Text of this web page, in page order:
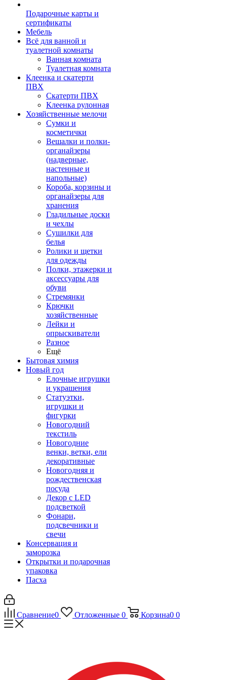
Подарочные карты и
сертификаты
Мебель
Всё для ванной и
туалетной комнаты
Ванная комната
Туалетная комната
Клеенка и скатерти
ПВХ
Скатерти ПВХ
Клеенка рулонная
Хозяйственные мелочи
Сумки и
косметички
Вешалки и полки-
органайзеры
(надверные,
настенные и
напольные)
Короба, корзины и
органайзеры для
хранения
Гладильные доски
и чехлы
Сушилки для
белья
Ролики и щетки
для одежды
Полки, этажерки и
аксессуары для
обуви
Стремянки
Крючки
хозяйственные
Лейки и
опрыскиватели
Разное
Ещё
Бытовая химия
Новый год
Елочные игрушки
и украшения
Статуэтки,
игрушки и
фигурки
Новогодний
текстиль
Новогодние
венки, ветки, ели
декоративные
Новогодняя и
рождественская
посуда
Декор с LED
подсветкой
Фонари,
подсвечники и
свечи
Консервация и
заморозка
Открытки и подарочная
упаковка
Пасха
Сравнение0 Отложенные 0 Корзина0 0